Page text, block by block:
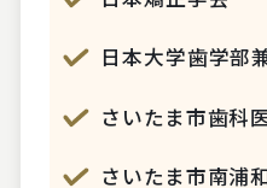
日本大学歯学部
さいたま市歯科
さいたま市南浦